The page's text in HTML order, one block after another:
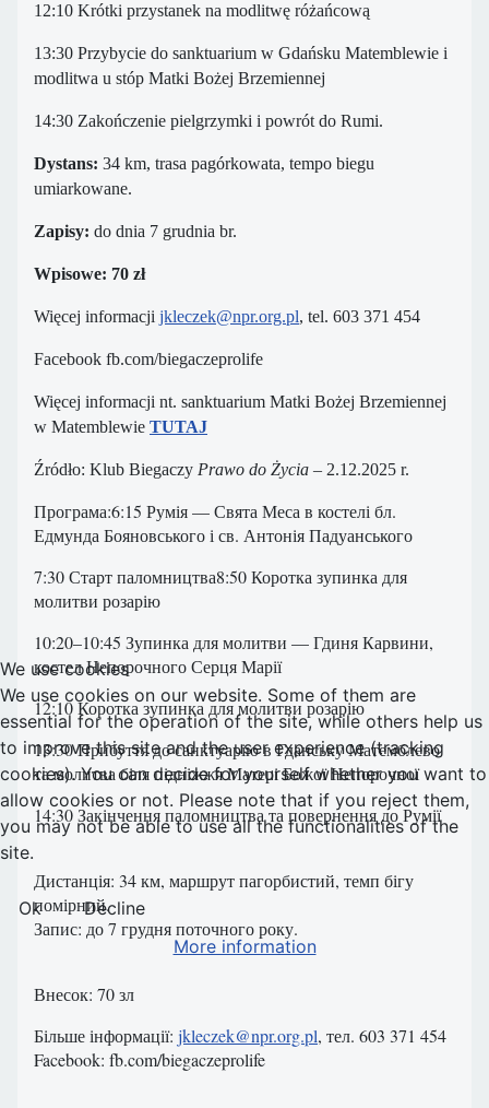
12:10 Krótki przystanek na modlitwę różańcową
13:30 Przybycie do sanktuarium w Gdańsku Matemblewie i
modlitwa u stóp Matki Bożej Brzemiennej
14:30 Zakończenie pielgrzymki i powrót do Rumi.
Dystans: 34 km, trasa pagórkowata, tempo biegu
umiarkowane.
Zapisy: do dnia 7 grudnia br.
Wpisowe: 70 zł
Więcej informacji jkleczek@npr.org.pl, tel. 603 371 454
Facebook fb.com/biegaczeprolife
Więcej informacji nt. sanktuarium Matki Bożej Brzemiennej
w Matemblewie TUTAJ
Źródło: Klub Biegaczy Prawo do Życia – 2.12.2025 r.
Програма:6:15 Румія — Свята Меса в костелі бл.
Едмунда Бояновського і св. Антонія Падуанського
7:30 Старт паломництва8:50 Коротка зупинка для
молитви розарію
10:20–10:45 Зупинка для молитви — Гдиня Карвини,
костел Непорочного Серця Марії
12:10 Коротка зупинка для молитви розарію
13:30 Прибуття до санктуарію в Гданську Матемблево
та молитва біля підніжжя Матері Божої Непорочної
14:30 Закінчення паломництва та повернення до Румії
Дистанція: 34 км, маршрут пагорбистий, темп бігу
помірний.
Запис: до 7 грудня поточного року.
Внесок: 70 зл
Більше інформації: jkleczek@npr.org.pl, тел. 603 371 454
Facebook: fb.com/biegaczeprolife
We use cookies
We use cookies on our website. Some of them are
essential for the operation of the site, while others help us
to improve this site and the user experience (tracking
cookies). You can decide for yourself whether you want to
allow cookies or not. Please note that if you reject them,
you may not be able to use all the functionalities of the
site.
Ok
Decline
More information